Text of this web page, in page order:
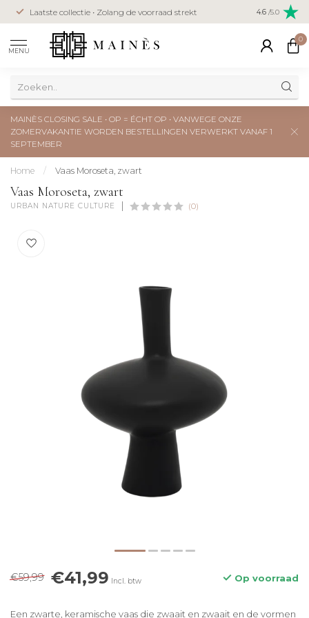
Laatste collectie • Zolang de voorraad strekt Veilig
creditcard
4.6 /5.0
MENU
0
MAINÈS CLOSING SALE • OP = ÉCHT OP • VANWEGE ONZE
ZOMERVAKANTIE WORDEN BESTELLINGEN VERWERKT VANAF 1
SEPTEMBER
Home / Vaas Moroseta, zwart
Vaas Moroseta, zwart
URBAN NATURE CULTURE (0)
€59,99 €41,99 Incl. btw Op voorraad
Een zwarte, keramische vaas die zwaait en zwaait en de vormen